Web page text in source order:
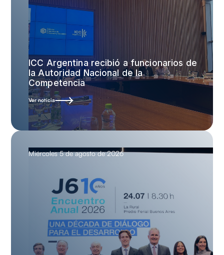
ICC Argentina recibió a funcionarios de
la Autoridad Nacional de la
Competencia
Ver noticia
Miércoles 5 de agosto de 2026